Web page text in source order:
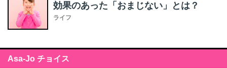
効果のあった「おまじない」とは？
ライフ
Asa-Jo チョイス